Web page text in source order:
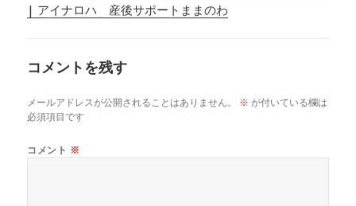
| アイナロハ 産後サポートままのわ
コメントを残す
メールアドレスが公開されることはありません。 ※ が付いている欄は
必須項目です
コメント ※